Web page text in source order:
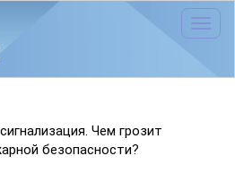
Чем грозит
безопасности?